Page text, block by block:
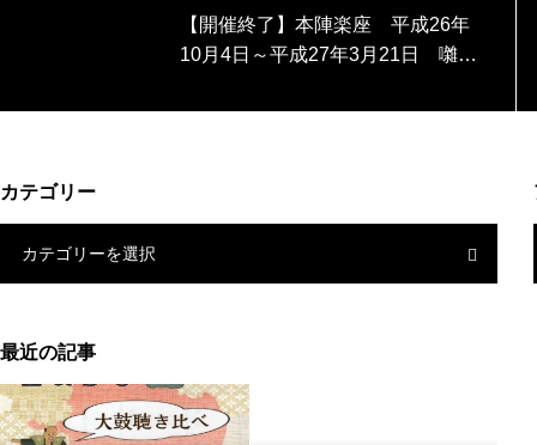
【開催終了】本陣楽座 平成26年
10月4日～平成27年3月21日 囃子
カテゴリー
カテゴリーを選択
最近の記事